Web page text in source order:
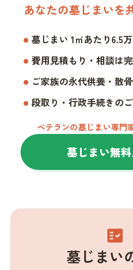
あなたの墓じまいを
墓じまい 1㎡あたり6.5
費用見積もり・相談は
ご家族の永代供養・散骨
段取り・行政手続きの
ベテランの墓じまい専門
墓じまい無
fact_check
墓じまい